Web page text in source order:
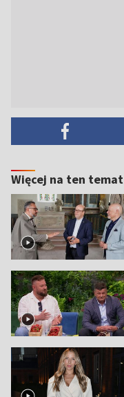
Więcej na ten temat